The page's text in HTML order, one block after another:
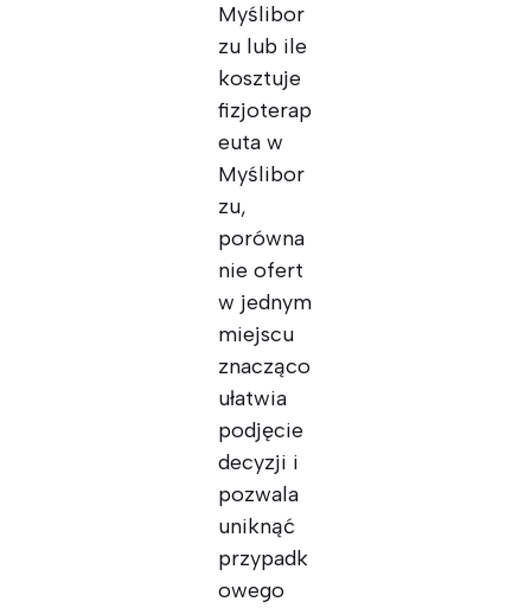
Myślibor
zu lub ile
kosztuje
fizjoterap
euta w
Myślibor
zu,
porówna
nie ofert
w jednym
miejscu
znacząco
ułatwia
podjęcie
decyzji i
pozwala
uniknąć
przypadk
owego